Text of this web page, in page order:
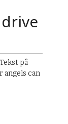
på
angels can